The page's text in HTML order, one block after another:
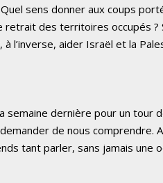
sens donner aux coups
des territoires occupés ?
l’inverse, aider Israël et la
semaine dernière pour un tour
de nous comprendre.
tant parler, sans jamais une